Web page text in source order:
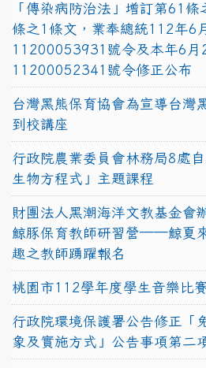
「傳染病防治法」增訂第61
條之1條文，業奉總統112年6
11200053931號令及本年6月
11200052341號令修正公布
台灣黑熊保育協會為宣導台灣
到校講座
行政院農業委員會林務局8處
生物方程式」主題課程
財團法人黑潮海洋文教基金會
鯨豚保育教師研習營──鯨夏
趣之教師踴躍報名
桃園市112學年度學生音樂比
行政院環境保護署公告修正「
象及實施方式」公告事項第二